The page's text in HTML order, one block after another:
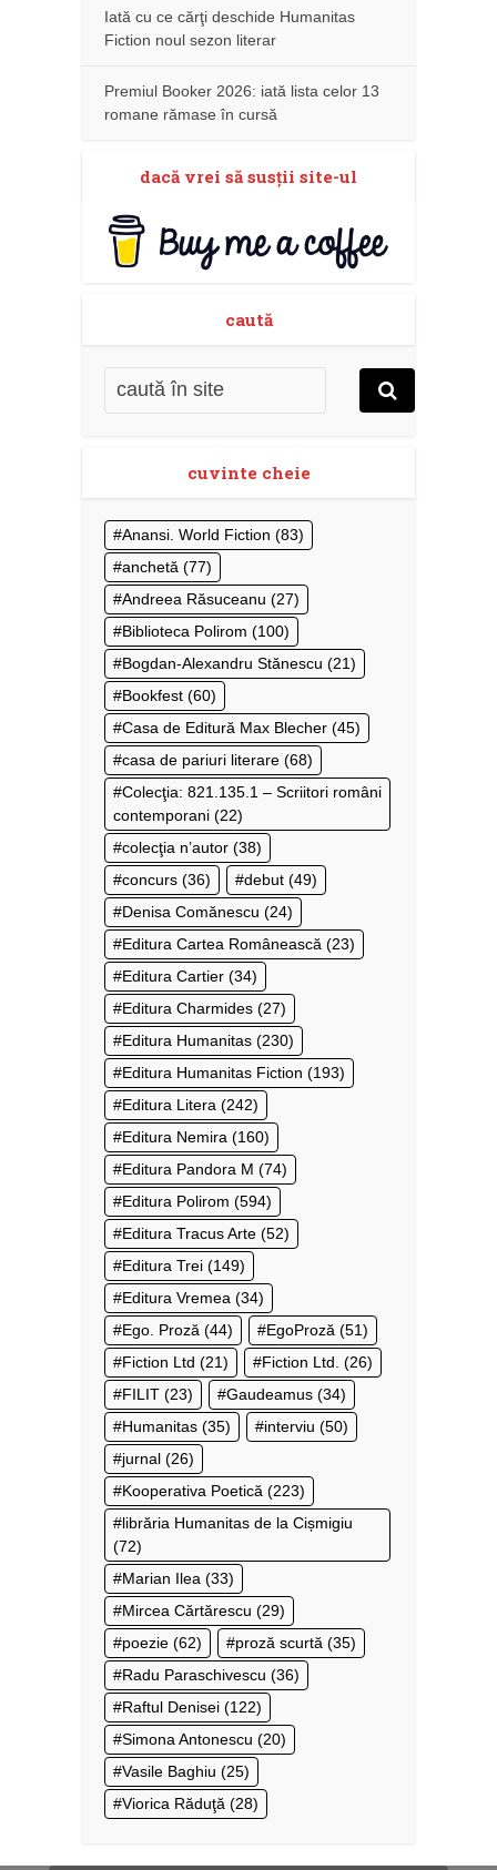
Iată cu ce cărţi deschide Humanitas
Fiction noul sezon literar
Premiul Booker 2026: iată lista celor 13
romane rămase în cursă
dacă vrei să susţii site-ul
caută
cuvinte cheie
Anansi. World Fiction (83)
anchetă (77)
Andreea Răsuceanu (27)
Biblioteca Polirom (100)
Bogdan-Alexandru Stănescu (21)
Bookfest (60)
Casa de Editură Max Blecher (45)
casa de pariuri literare (68)
Colecţia: 821.135.1 – Scriitori români
contemporani (22)
colecţia n’autor (38)
concurs (36) debut (49)
Denisa Comănescu (24)
Editura Cartea Românească (23)
Editura Cartier (34)
Editura Charmides (27)
Editura Humanitas (230)
Editura Humanitas Fiction (193)
Editura Litera (242)
Editura Nemira (160)
Editura Pandora M (74)
Editura Polirom (594)
Editura Tracus Arte (52)
Editura Trei (149)
Editura Vremea (34)
Ego. Proză (44) EgoProză (51)
Fiction Ltd (21) Fiction Ltd. (26)
FILIT (23) Gaudeamus (34)
Humanitas (35) interviu (50)
jurnal (26)
Kooperativa Poetică (223)
librăria Humanitas de la Cișmigiu
(72)
Marian Ilea (33)
Mircea Cărtărescu (29)
poezie (62) proză scurtă (35)
Radu Paraschivescu (36)
Raftul Denisei (122)
Simona Antonescu (20)
Vasile Baghiu (25)
Viorica Răduţă (28)